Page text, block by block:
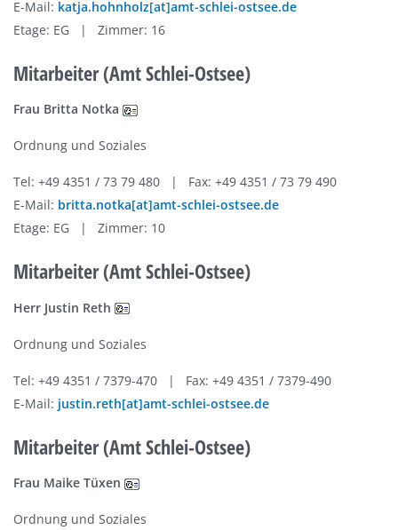
E-Mail: katja.hohnholz[at]amt-schlei-ostsee.de
Etage: EG | Zimmer: 16
Mitarbeiter (Amt Schlei-Ostsee)
Frau Britta Notka
Ordnung und Soziales
Tel: +49 4351 / 73 79 480 | Fax: +49 4351 / 73 79 490
E-Mail: britta.notka[at]amt-schlei-ostsee.de
Etage: EG | Zimmer: 10
Mitarbeiter (Amt Schlei-Ostsee)
Herr Justin Reth
Ordnung und Soziales
Tel: +49 4351 / 7379-470 | Fax: +49 4351 / 7379-490
E-Mail: justin.reth[at]amt-schlei-ostsee.de
Mitarbeiter (Amt Schlei-Ostsee)
Frau Maike Tüxen
Ordnung und Soziales